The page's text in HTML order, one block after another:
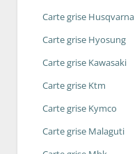
Carte grise Husqvarna
Carte grise Hyosung
Carte grise Kawasaki
Carte grise Ktm
Carte grise Kymco
Carte grise Malaguti